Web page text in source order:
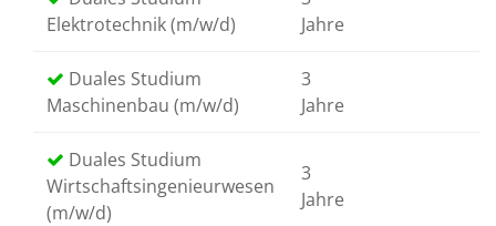
Elektrotechnik (m/w/d)
Jahre
Duales Studium
Maschinenbau (m/w/d)
3
Jahre
Duales Studium
Wirtschaftsingenieurwesen
(m/w/d)
3
Jahre